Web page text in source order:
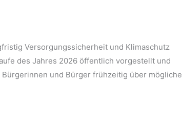
Versorgungssicherheit und Klimaschutz
des Jahres 2026 öffentlich vorgestellt und
und Bürger frühzeitig über mögliche